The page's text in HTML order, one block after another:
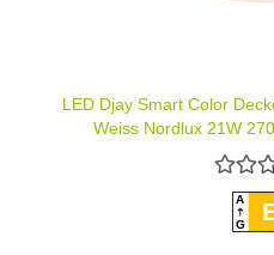
LED Djay Smart Color
Weiss Nordlux 21W
A
G